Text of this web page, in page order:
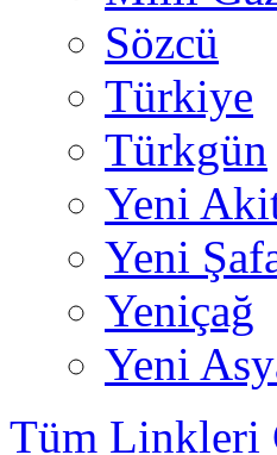
Sözcü
Türkiye
Türkgün
Yeni
Yeni
Yeniçağ
Yeni
Tüm Linkleri